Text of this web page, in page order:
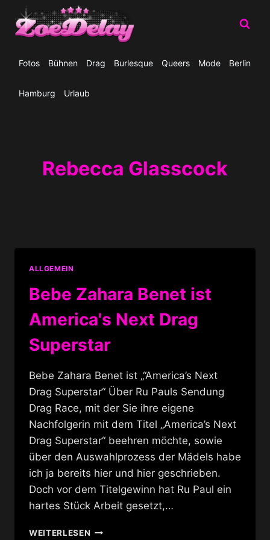
Inhalt
springen
Fotos Bühnen Drag Burlesque Queers Mode Berlin
Hamburg Urlaub
Rebecca Glasscock
ALLGEMEIN
Bebe Zahara Benet ist
America's Next Drag
Superstar
Bebe Zahara Benet ist „“America’s Next
Drag Superstar“ Über Ru Pauls Sendung
Drag Race, mit der Sie ihre eigene
Nachfolgerin mit dem Titel „America’s Next
Drag Superstar“ beehren möchte, sowie
über den Auswahlprozess der Mädels habe
ich ja bereits hier und hier geschrieben.
Doch vor dem Titelgewinn hat Ru Paul ein
hartes Stück Arbeit gesetzt,…
WEITERLESENBEBE